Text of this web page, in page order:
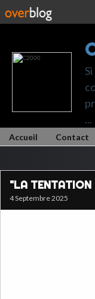
Accueil Contact
"LA TENTATION
4 Septembre 2025